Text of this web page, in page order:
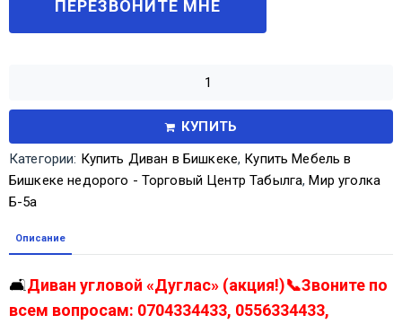
КУПИТЬ
Категории: Купить Диван в Бишкеке, Купить Мебель в
Бишкеке недорого - Торговый Центр Табылга,Мир уголка
Б-5а
Описание
🛋️Диван угловой «Дуглас» (акция!)📞Звоните по
всем вопросам: 0704334433, 0556334433,